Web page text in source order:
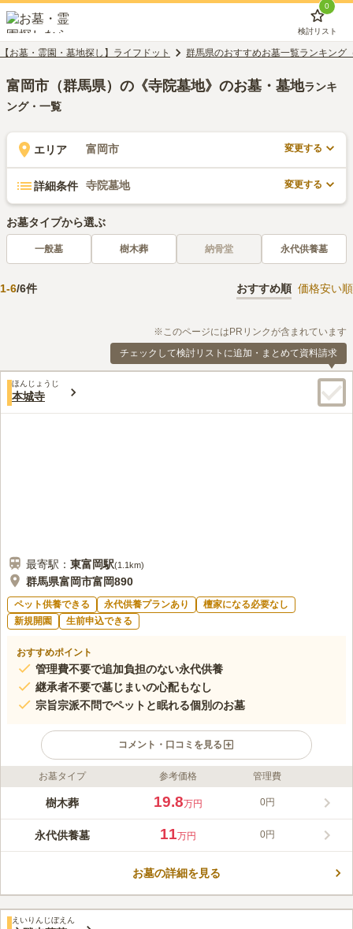
0
検討リスト
【お墓・霊園・墓地探し】ライフドット 群馬県のおすすめお墓一覧ランキング
富岡市（群馬県）の《寺院墓地》のお墓・墓地ランキ
ング・一覧
エリア 富岡市 変更する
詳細条件 寺院墓地 変更する
お墓タイプから選ぶ
一般墓 樹木葬 納骨堂 永代供養墓
1-6/6件 おすすめ順 価格安い順
※このページにはPRリンクが含まれています
チェックして検討リストに追加・まとめて資料請求
ほんじょうじ
本城寺
最寄駅： 東富岡駅(1.1km)
群馬県富岡市富岡890
ペット供養できる 永代供養プランあり
檀家になる必要なし
新規開園
生前申込できる
おすすめポイント
管理費不要で追加負担のない永代供養
継承者不要で墓じまいの心配もなし
宗旨宗派不問でペットと眠れる個別のお墓
コメント・口コミを見る
ライフドット編集部のコメント
群馬県富岡市で400年以上の歴史を刻む本城寺は、地域に親しま
して以来、地域の皆様と共に歩み、毎年11月には賑やかな鬼子母
神祭が開催されるなど、親しみやすい「街のお寺」として法灯を
不問でどなたでも安心してお休みいただけます。ペット共葬や個
この霊園はまだ誰からも評価されていません。
お墓タイプ 参考価格 管理費
樹木葬 19.8万円 0円
永代供養墓 11万円 0円
お墓の詳細を見る
えいりんじぼえん